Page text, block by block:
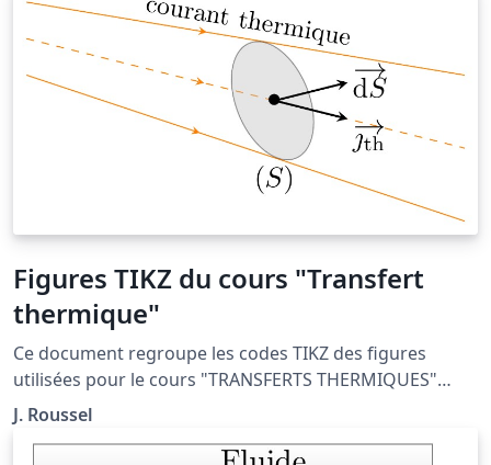
Figures TIKZ du cours "Transfert
thermique"
Ce document regroupe les codes TIKZ des figures
utilisées pour le cours "TRANSFERTS THERMIQUES"
situé à la page http://femto-
physique.fr/physique_statistique/phystat_C5.php
J. Roussel